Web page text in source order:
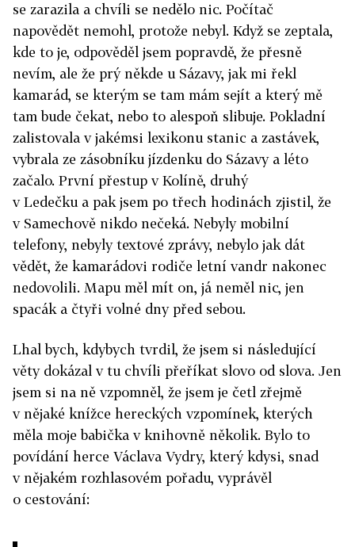
se zarazila a chvíli se nedělo nic. Počítač
napovědět nemohl, protože nebyl. Když se zeptala,
kde to je, odpověděl jsem popravdě, že přesně
nevím, ale že prý někde u Sázavy, jak mi řekl
kamarád, se kterým se tam mám sejít a který mě
tam bude čekat, nebo to alespoň slibuje. Pokladní
zalistovala v jakémsi lexikonu stanic a zastávek,
vybrala ze zásobníku jízdenku do Sázavy a léto
začalo. První přestup v Kolíně, druhý
v Ledečku a pak jsem po třech hodinách zjistil, že
v Samechově nikdo nečeká. Nebyly mobilní
telefony, nebyly textové zprávy, nebylo jak dát
vědět, že kamarádovi rodiče letní vandr nakonec
nedovolili. Mapu měl mít on, já neměl nic, jen
spacák a čtyři volné dny před sebou.
Lhal bych, kdybych tvrdil, že jsem si následující
věty dokázal v tu chvíli přeříkat slovo od slova. Jen
jsem si na ně vzpomněl, že jsem je četl zřejmě
v nějaké knížce hereckých vzpomínek, kterých
měla moje babička v knihovně několik. Bylo to
povídání herce Václava Vydry, který kdysi, snad
v nějakém rozhlasovém pořadu, vyprávěl
o cestování: